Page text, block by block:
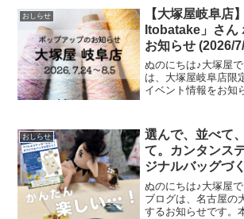
追加することになっ
す。今回のブログで
おしらせ
【大塚屋岐阜店
Itobatake」さん
お知らせ (2026/
ぬのにちは♪大塚屋
は、大塚屋岐阜店限
イベント情報をお知
のPOP UPイベント
しました
おしらせ
選んで、並べて
て。カンタンス
ジナルバッグづ
ぬのにちは♪大塚屋
ブログは、名古屋の
するお知らせです。